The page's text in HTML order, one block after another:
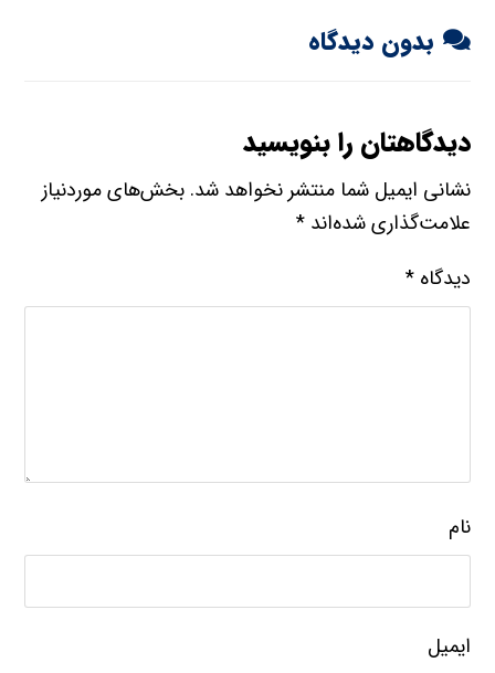
بدون دیدگاه
دیدگاهتان را بنویسید
نشانی ایمیل شما منتشر نخواهد شد. بخش‌های موردنیاز
علامت‌گذاری شده‌اند*
دیدگاه*
نام
ایمیل